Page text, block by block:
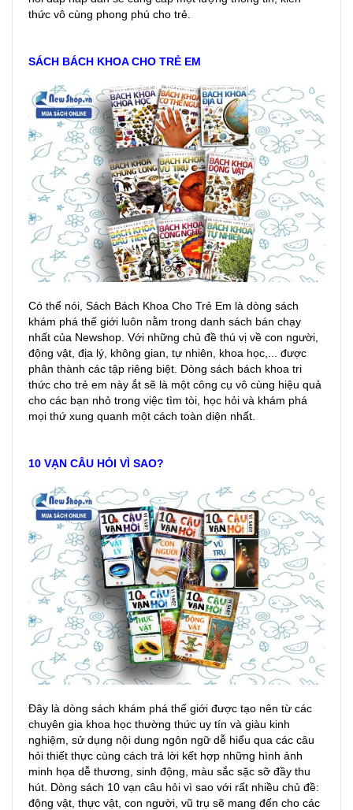
thức vô cùng phong phú cho trẻ.
SÁCH BÁCH KHOA CHO TRẺ EM
Có thể nói, Sách Bách Khoa Cho Trẻ Em là dòng sách
khám phá thế giới luôn nằm trong danh sách bán chạy
nhất của Newshop. Với những chủ đề thú vị về con người,
động vật, địa lý, không gian, tự nhiên, khoa học,... được
phân thành các tập riêng biệt. Dòng sách bách khoa tri
thức cho trẻ em này ắt sẽ là một công cụ vô cùng hiệu quả
cho các bạn nhỏ trong việc tìm tòi, học hỏi và khám phá
mọi thứ xung quanh một cách toàn diện nhất.
10 VẠN CÂU HỎI VÌ SAO?
Đây là dòng sách khám phá thế giới được tạo nên từ các
chuyên gia khoa học thường thức uy tín và giàu kinh
nghiệm, sử dụng nội dung ngôn ngữ dễ hiểu qua các câu
hỏi thiết thực cùng cách trả lời kết hợp những hình ảnh
minh họa dễ thương, sinh động, màu sắc sặc sỡ đầy thu
hút. Dòng sách 10 vạn câu hỏi vì sao với rất nhiều chủ đề:
động vật, thực vật, con người, vũ trụ sẽ mang đến cho các